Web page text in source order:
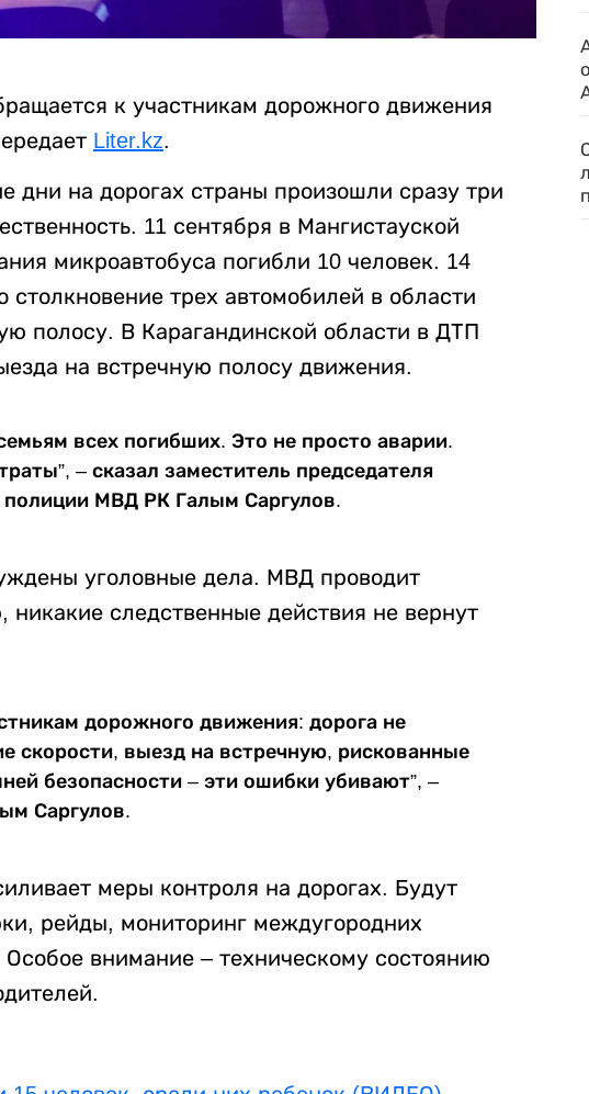
к участникам дорожного движения
Liter.kz.
дни на дорогах страны произошли сразу три
11 сентября в Мангистауской
микроавтобуса погибли 10 человек. 14
трех автомобилей в области
полосу. В Карагандинской области в ДТП
на встречную полосу движения.
всех погибших. Это не просто аварии.
– сказал заместитель председателя
полиции МВД РК Галым Саргулов.
уголовные дела. МВД проводит
следственные действия не вернут
дорожного движения: дорога не
скорости, выезд на встречную, рискованные
безопасности – эти ошибки убивают”, –
Саргулов.
меры контроля на дорогах. Будут
рейды, мониторинг междугородних
внимание – техническому состоянию